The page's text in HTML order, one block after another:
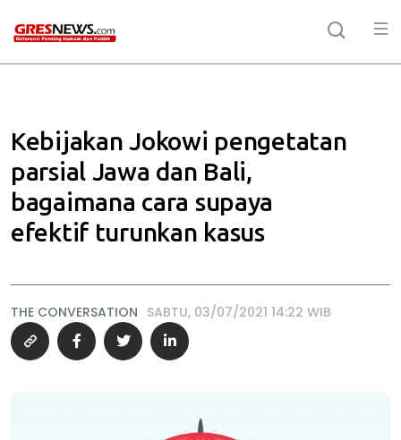
Kebijakan Jokowi pengetatan
parsial Jawa dan Bali,
bagaimana cara supaya
efektif turunkan kasus
THE CONVERSATION SABTU, 03/07/2021 14:22 WIB